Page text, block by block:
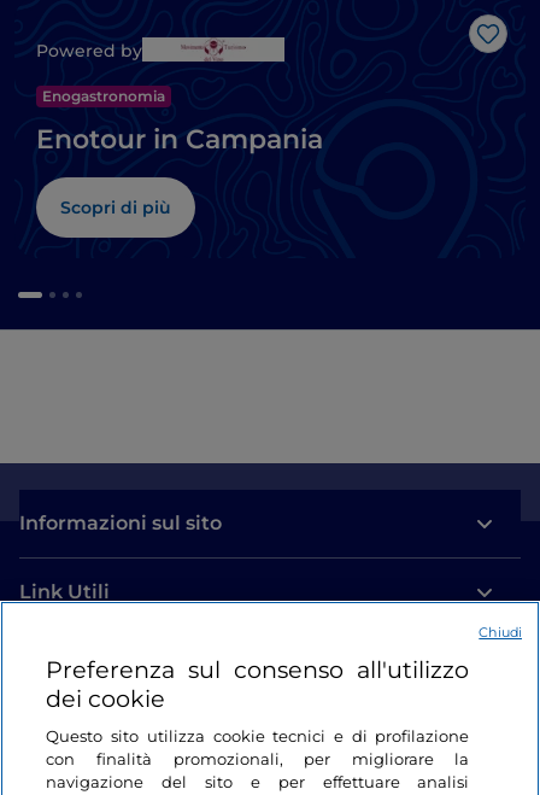
Like
Powered by
Enogastronomia
Enotour in Campania
Scopri di più
Informazioni sul sito
Link Utili
Login
Restiamo in contatto
Preferenza sul consenso all'utilizzo
dei cookie
Questo sito utilizza cookie tecnici e di profilazione
con finalità promozionali, per migliorare la
navigazione del sito e per effettuare analisi
Chiudi